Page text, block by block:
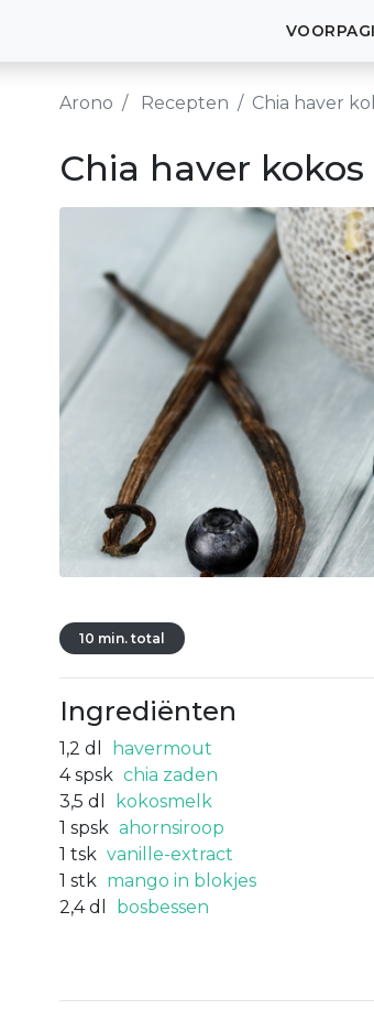
Arono Recepten Chia haver
Chia haver
10 min. total
Ingrediënten
1,2 dl
havermout
4 spsk chia zaden
3,5 dl
kokosmelk
1 spsk ahornsiroop
1 tsk vanille-extract
1 stk mango in blokjes
2,4 dl bosbessen